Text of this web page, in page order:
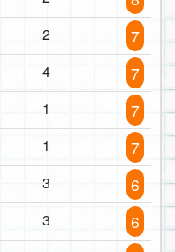
2 7
4 7
1 7
1 7
3 6
3 6